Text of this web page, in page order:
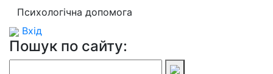
Психологічна допомога
Вхід
Пошук по сайту: